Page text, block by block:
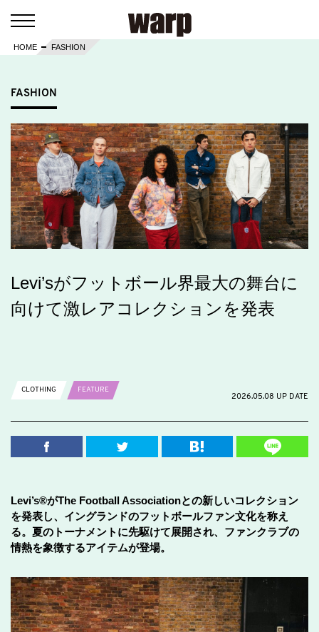
HOME FASHION
FASHION
Levi’sがフットボール界最大の舞台に
向けて激レアコレクションを発表
CLOTHING
FEATURE
2026.05.08 UP DATE
Levi’s®がThe Football Associationとの新しいコレクション
を発表し、イングランドのフットボールファン文化を称え
る。夏のトーナメントに先駆けて展開され、ファンクラブの
情熱を象徴するアイテムが登場。